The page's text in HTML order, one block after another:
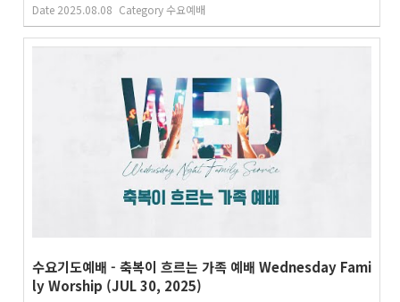
Date 2025.08.08 Category수요예배
수요기도예배 - 축복이 흐르는 가족 예배 Wednesday Fami
ly Worship (JUL 30, 2025)